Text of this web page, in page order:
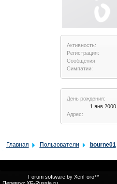
Активность:
Регистрация:
Сообщения:
Симпатии:
День рождения:
1 янв 2000
Адрес:
Главная Пользователи bourne01
Forum software by XenForo™